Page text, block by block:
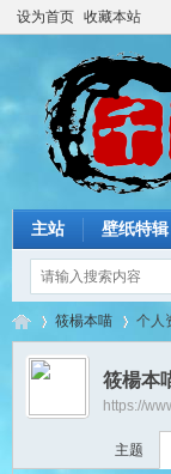
设为首页 收藏本站
主站 壁纸特辑
›
筱楊本喵 个人
筱楊本
https://
主题